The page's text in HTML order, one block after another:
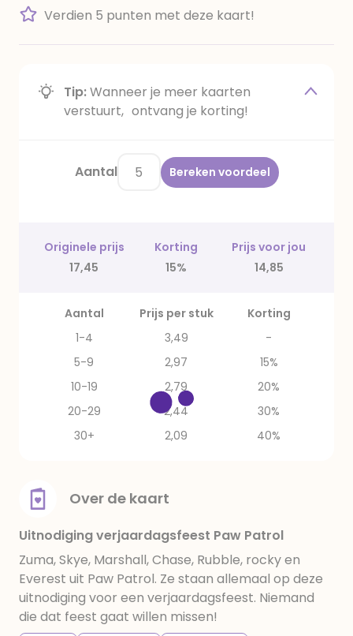
Verdien 5 punten met deze kaart!
Tip:Wanneer je meer kaarten
verstuurt, ontvang je korting!
Aantal Bereken voordeel
Originele prijs Korting
Prijs voor jou
17,45
15% 14,85
Aantal Prijs per stuk
Korting
1-4
3,49
-
5-9
2,97
15%
10-19
2,79
20%
20-29
2,44
30%
30+
2,09 40%
Over de kaart
Uitnodiging verjaardagsfeest Paw Patrol
Zuma, Skye, Marshall, Chase, Rubble, rocky en
Everest uit Paw Patrol. Ze staan allemaal op deze
uitnodiging voor een verjaardagsfeest. Niemand
die dat feest gaat willen missen!